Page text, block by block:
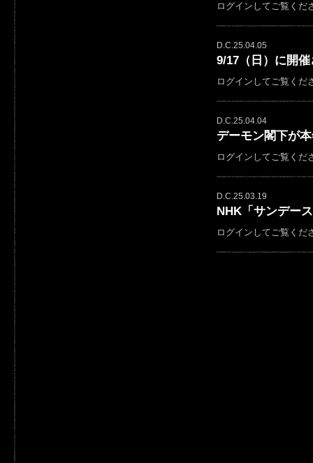
ログインしてご覧くだ
D.C.25.04.05
9/17（日）に開
ログインしてご覧くだ
D.C.25.04.04
デーモン閣下が
ログインしてご覧くだ
D.C.25.03.19
NHK「サンデー
ログインしてご覧くだ